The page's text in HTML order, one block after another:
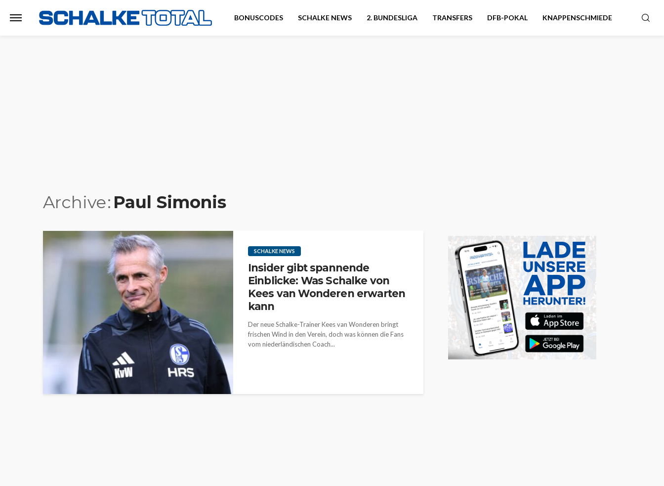
BONUSCODES SCHALKE NEWS 2. BUNDESLIGA TRANSFERS DFB-POKAL KNAPPENSCHMIEDE
Archive Paul Simonis
SCHALKE NEWS
Insider gibt spannende
Einblicke: Was Schalke von
Kees van Wonderen erwarten
kann
Der neue Schalke-Trainer Kees van Wonderen bringt
frischen Wind in den Verein, doch was können die Fans
vom niederländischen Coach...